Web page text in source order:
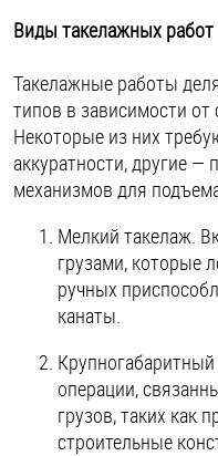
Виды такелажных работ
Такелажные работы
типов в зависимости от
Некоторые из них
аккуратности, другие
механизмов для
Мелкий такелаж.
грузами, которые
ручных
канаты.
операции,
грузов, таких как
строительные